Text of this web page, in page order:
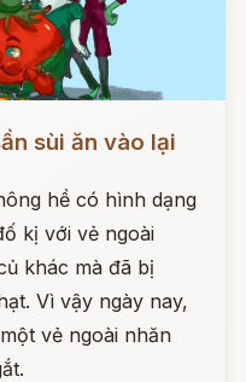
sùi ăn vào lại
hề có hình dạng
kị với vẻ ngoài
khác mà đã bị
Vì vậy ngày nay,
vẻ ngoài nhăn